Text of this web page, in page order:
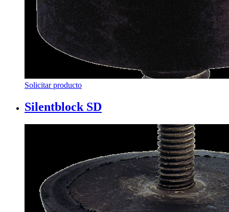
Solicitar producto
Silentblock SD